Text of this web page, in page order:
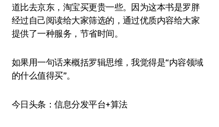
道比去京东，淘宝买更贵一些。因为这本书是罗胖
经过自己阅读给大家筛选的，通过优质内容给大家
提供了一种服务，节省时间。
如果用一句话来概括罗辑思维，我觉得是“内容领域
的什么值得买”。
今日头条：信息分发平台+算法